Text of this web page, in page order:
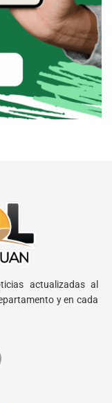
actualizadas al
y en cada